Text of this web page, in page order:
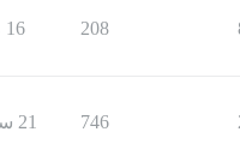
208 16 مايو 2026
746 21 سبتمبر 2016